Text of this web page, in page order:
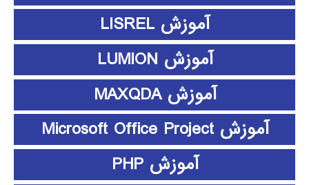
آموزش LISREL
آموزش LUMION
آموزش MAXQDA
آموزش Microsoft Office Project
آموزش PHP